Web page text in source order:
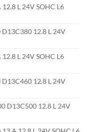
L 24V SOHC L6
12.8 L 24V
L 24V SOHC L6
12.8 L 24V
D13C500 12.8 L 24V